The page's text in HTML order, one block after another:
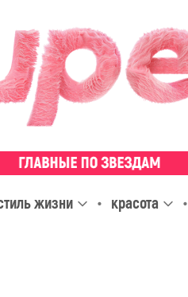
жизни красота